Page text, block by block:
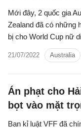
Mới đây, 2 quốc gia
Zealand đã có những
bị cho World Cup nữ
21/07/2022 Australia
Án phạt cho
bọt vào mặt
Ban kỉ luật VFF đã